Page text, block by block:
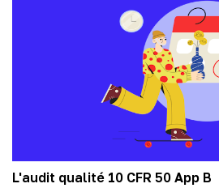
L'audit qualité 10 CFR 50 App B